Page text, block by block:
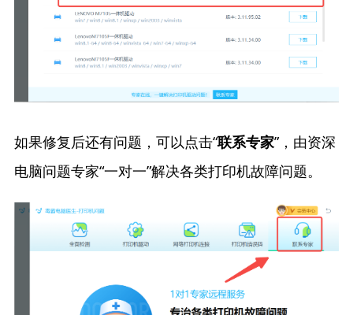
如果修复后还有问题，可以点击“联系专家”，由资深
电脑问题专家“一对一”解决各类打印机故障问题。